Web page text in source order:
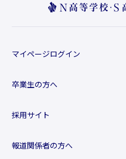
マイページログイン
卒業生の方へ
採用サイト
報道関係者の方へ